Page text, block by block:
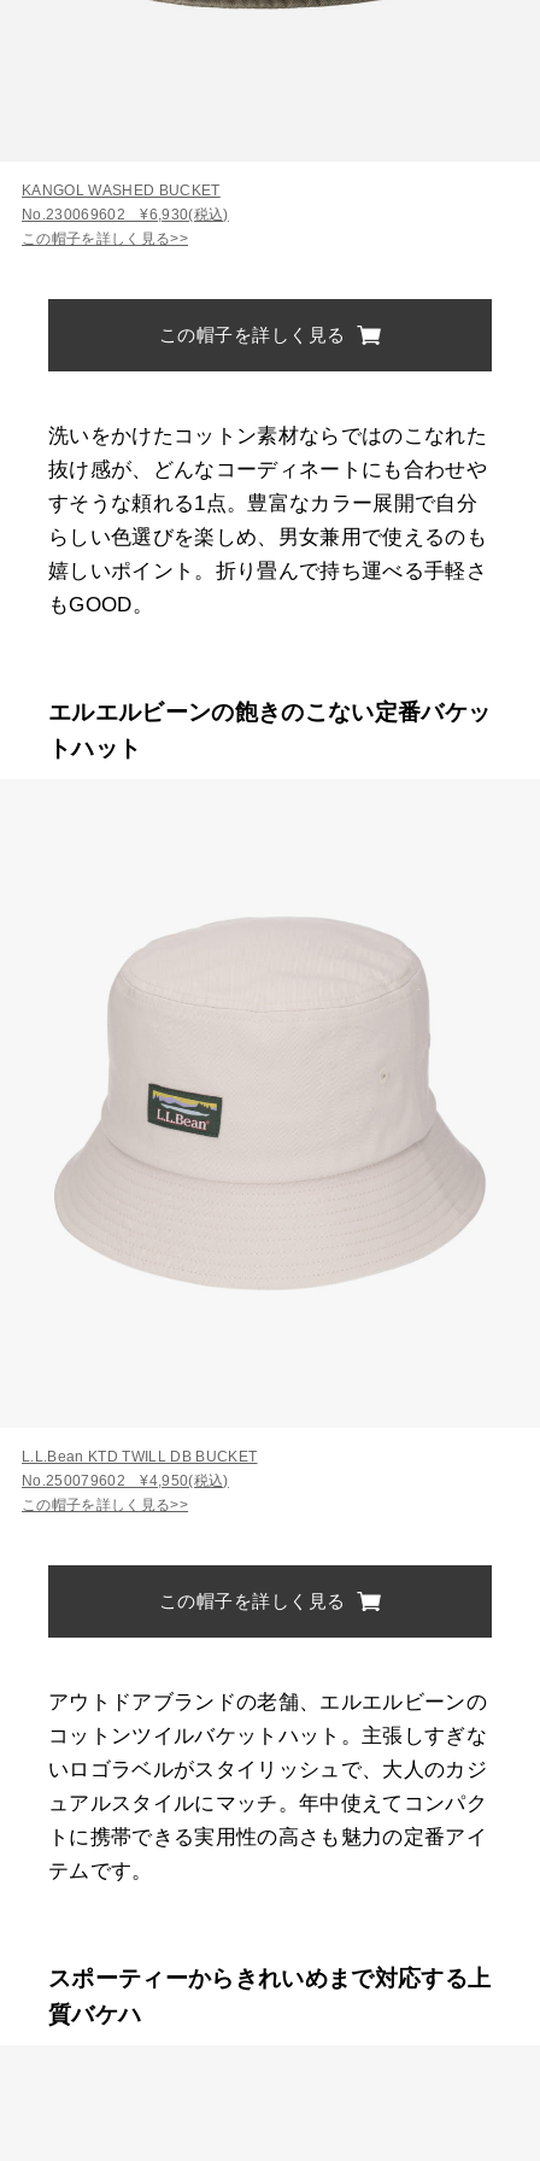
KANGOL WASHED BUCKET
No.230069602 ¥6,930(税込)
この帽子を詳しく見る>>
この帽子を詳しく見る
洗いをかけたコットン素材ならではのこなれた
抜け感が、どんなコーディネートにも合わせや
すそうな頼れる1点。豊富なカラー展開で自分
らしい色選びを楽しめ、男女兼用で使えるのも
嬉しいポイント。折り畳んで持ち運べる手軽さ
もGOOD。
エルエルビーンの飽きのこない定番バケッ
トハット
L.L.Bean KTD TWILL DB BUCKET
No.250079602 ¥4,950(税込)
この帽子を詳しく見る>>
この帽子を詳しく見る
アウトドアブランドの老舗、エルエルビーンの
コットンツイルバケットハット。主張しすぎな
いロゴラベルがスタイリッシュで、大人のカジ
ュアルスタイルにマッチ。年中使えてコンパク
トに携帯できる実用性の高さも魅力の定番アイ
テムです。
スポーティーからきれいめまで対応する上
質バケハ